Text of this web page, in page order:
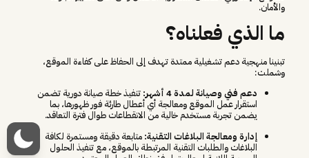
والأمان.
ما الذي فعلناه؟
تبنينا منهجية دعم تشغيلية ممتدة تهدف إلى الحفاظ على كفاءة الموقع،
وشملت:
دعم فني وصيانة لمدة 4 أشهر:
تنفيذ خطة صيانة دورية تضمن
استقرار عمل الموقع ومعالجة أي أعطال طارئة فور ظهورها، بما
يضمن تجربة مستخدم خالية من الانقطاعات طوال فترة التعاقد.
إدارة ومعالجة البلاغات التقنية: متابعة دقيقة ومستمرة لكافة
البلاغات والطلبات التقنية المرتبطة بالموقع، مع تنفيذ الحلول